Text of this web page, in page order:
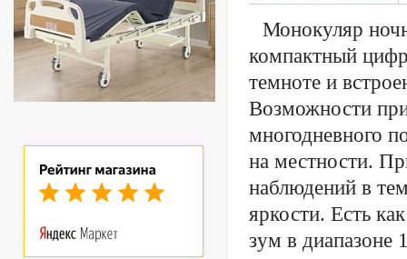
Монокуляр
компактный
темноте и
Возможности
многодневного
на местности.
наблюдений в
яркости. Есть
зум в диапазоне